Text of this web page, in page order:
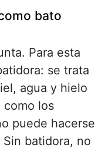
bato
Para esta
se trata
agua y hielo
como los
puede hacerse
batidora, no